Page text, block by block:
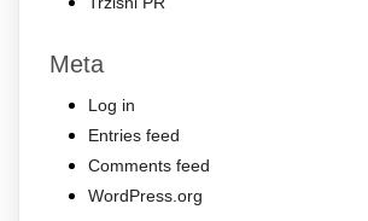
Meta
Log in
Entries feed
Comments feed
WordPress.org